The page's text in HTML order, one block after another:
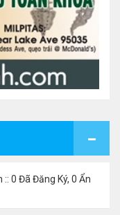
:: 0 Đã Đăng Ký, 0 Ẩn